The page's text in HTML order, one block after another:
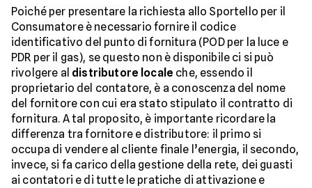
Poiché per presentare la richiesta allo Sportello per il
Consumatore è necessario fornire il codice
identificativo del punto di fornitura (POD per la luce e
PDR per il gas), se questo non è disponibile ci si può
rivolgere al distributore locale che, essendo il
proprietario del contatore, è a conoscenza del nome
del fornitore con cui era stato stipulato il contratto di
fornitura. A tal proposito, è importante ricordare la
differenza tra fornitore e distributore: il primo si
occupa di vendere al cliente finale l’energia, il secondo,
invece, si fa carico della gestione della rete, dei guasti
ai contatori e di tutte le pratiche di attivazione e